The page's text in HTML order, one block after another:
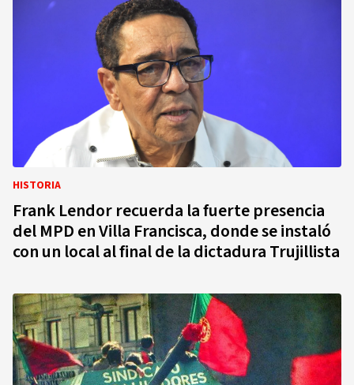
HISTORIA
Frank Lendor recuerda la fuerte presencia
del MPD en Villa Francisca, donde se instaló
con un local al final de la dictadura Trujillista